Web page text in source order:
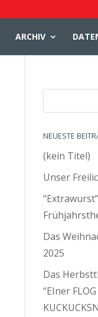
ARCHIV
NEUESTE
(kein Titel)
Unser
Das
2025
Das
“EIner